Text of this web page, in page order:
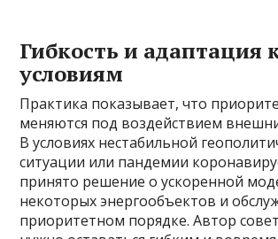
Гибкость и адаптация
условиям
Практика показывает, что
меняются под воздействием
В условиях нестабильной
ситуации или пандемии
принято решение о ускоренной
некоторых энергообъектов и
приоритетном порядке. Автор